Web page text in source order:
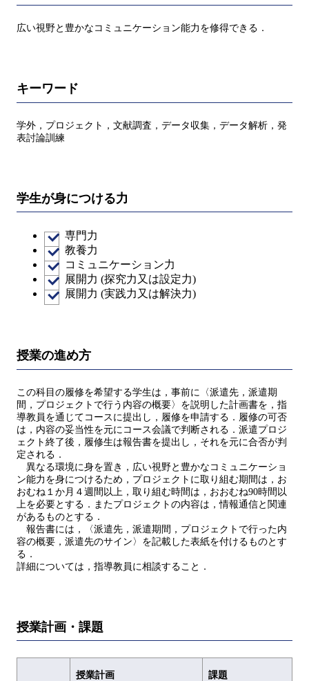
広い視野と豊かなコミュニケーション能力を修得できる．
キーワード
学外，プロジェクト，文献調査，データ収集，データ解析，発
表討論訓練
学生が身につける力
専門力
教養力
コミュニケーション力
展開力 (探究力又は設定力)
展開力 (実践力又は解決力)
授業の進め方
この科目の履修を希望する学生は，事前に〈派遣先，派遣期
間，プロジェクトで行う内容の概要〉を説明した計画書を，指
導教員を通じてコースに提出し，履修を申請する．履修の可否
は，内容の妥当性を元にコース会議で判断される．派遣プロジ
ェクト終了後，履修生は報告書を提出し，それを元に合否が判
定される．
異なる環境に身を置き，広い視野と豊かなコミュニケーショ
ン能力を身につけるため，プロジェクトに取り組む期間は，お
おむね１か月４週間以上，取り組む時間は，おおむね90時間以
上を必要とする．またプロジェクトの内容は，情報通信と関連
があるものとする．
報告書には，〈派遣先，派遣期間，プロジェクトで行った内
容の概要，派遣先のサイン〉を記載した表紙を付けるものとす
る．
詳細については，指導教員に相談すること．
授業計画・課題
授業計画 課題